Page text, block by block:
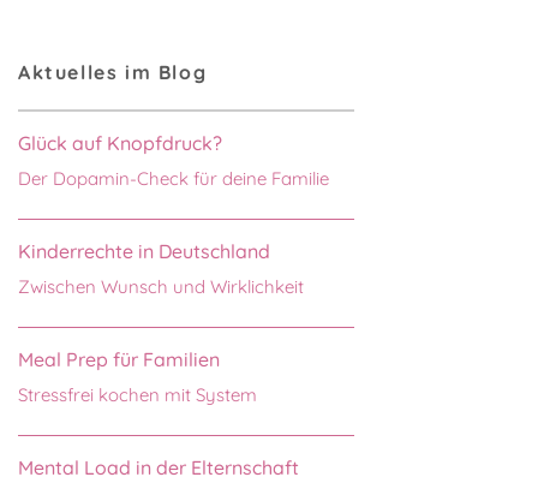
Aktuelles im Blog
Glück auf Knopfdruck?
Der Dopamin-Check für deine Familie
Kinderrechte in Deutschland
Zwischen Wunsch und Wirklichkeit
Meal Prep für Familien
Stressfrei kochen mit System
Mental Load in der Elternschaft